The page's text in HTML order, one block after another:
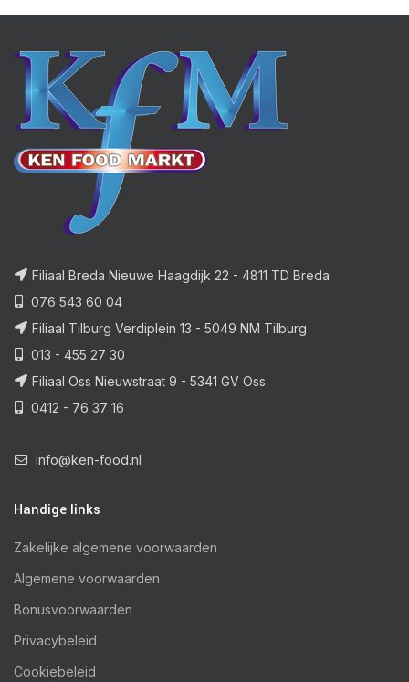
Filiaal Breda Nieuwe Haagdijk 22 - 4811 TD Breda
076 543 60 04
Filiaal Tilburg Verdiplein 13 - 5049 NM Tilburg
013 - 455 27 30
Filiaal Oss Nieuwstraat 9 - 5341 GV Oss
0412 - 76 37 16
info@ken-food.nl
Handige links
Zakelijke algemene voorwaarden
Algemene voorwaarden
Bonusvoorwaarden
Privacybeleid
Cookiebeleid